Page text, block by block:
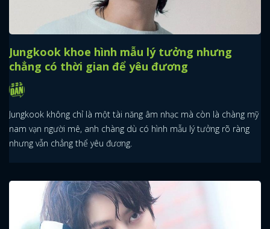
Jungkook khoe hình mẫu lý tưởng nhưng
chẳng có thời gian để yêu đương
Jungkook không chỉ là một tài năng âm nhạc mà còn là chàng mỹ
nam vạn người mê, anh chàng dù có hình mẫu lý tưởng rõ ràng
nhưng vẫn chẳng thể yêu đương.